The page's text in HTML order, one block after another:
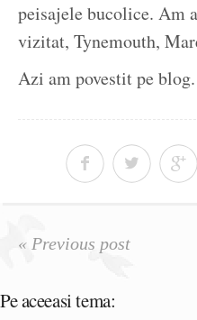
peisajele bucolice. Am
vizitat, Tynemouth,
Azi am povestit pe
« Previous post
Pe aceeasi tema: